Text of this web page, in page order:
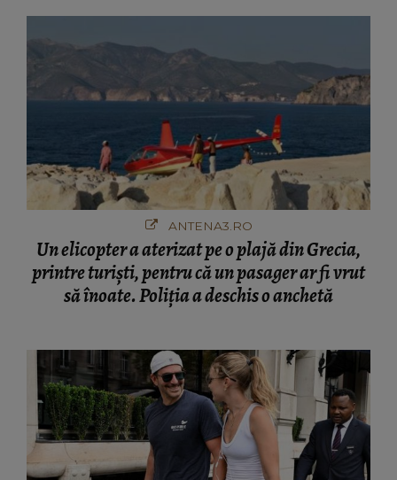
ANTENA3.RO
Un elicopter a aterizat pe o plajă din Grecia,
printre turiști, pentru că un pasager ar fi vrut
să înoate. Poliția a deschis o anchetă